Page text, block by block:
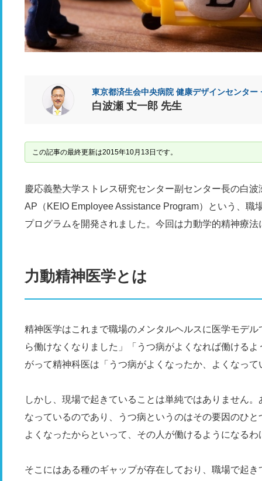
東京都済生会中央病院 健康デザインセンター
白波瀬 丈一郎 先生
この記事の最終更新は2015年10月13日です。
慶応義塾大学ストレス研究センター副センター長の白
AP（KEIO Employee Assistance Program）という、職
プログラムを開発されました。今回は力動学的精神療
力動精神医学とは
精神医学はこれまで職場のメンタルヘルスに医学モデ
ら働けなくなりました」「うつ病がよくなれば働ける
がって精神科医は「うつ病がよくなったか、よくなっ
しかし、現場で起きていることは単純ではありません
なっているのであり、うつ病というのはその要因のひ
よくなったからといって、その人が働けるようになる
そこにはある種のギャップが存在しており、職場で起